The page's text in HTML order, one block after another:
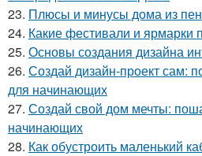
23. Плюсы и минусы дома из
24. Какие фестивали и ярмарки
25. Основы создания дизайна
26. Создай дизайн-проект сам:
для начинающих
27. Создай свой дом мечты:
начинающих
28. Как обустроить маленький